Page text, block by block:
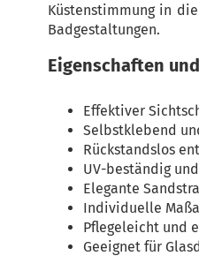
Küstenstimmung in
Badgestaltungen.
Eigenschaften
Effektiver
Selbstklebend
Rückstandslos
UV-beständig
Elegante
Individuelle
Pflegeleicht und
Geeignet für